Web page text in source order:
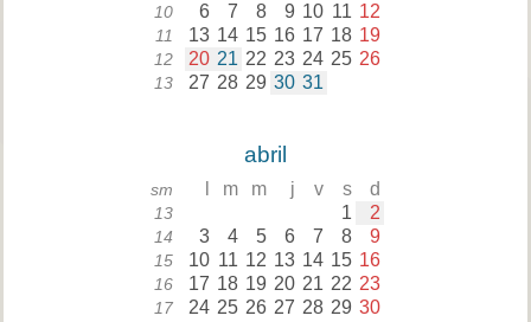
10 6 7 8 9 10 11 12
11 13 14 15 16 17 18 19
12 20 21 22 23 24 25 26
13 27 28 29 30 31
abril
sm m m j v s d
13 1 2
14 3 4 5 6 7 8 9
15 10 11 12 13 14 15 16
16 17 18 19 20 21 22 23
17 24 25 26 27 28 29 30